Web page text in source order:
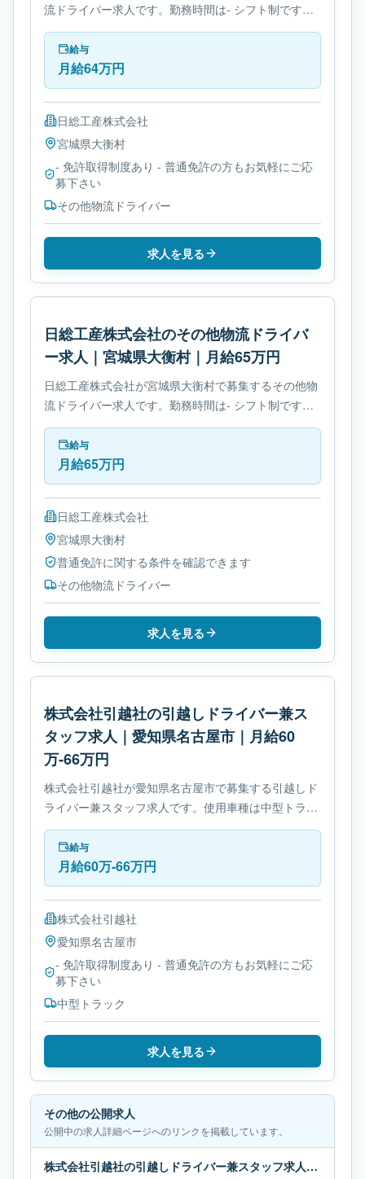
流ドライバー求人です。勤務時間は- シフト制です。
必要免許は- 免許取得制度ありです。
給与
月給64万円
日総工産株式会社
宮城県大衡村
- 免許取得制度あり - 普通免許の方もお気軽にご応
募下さい
その他物流ドライバー
求人を見る
日総工産株式会社のその他物流ドライバ
ー求人｜宮城県大衡村｜月給65万円
日総工産株式会社が宮城県大衡村で募集するその他物
流ドライバー求人です。勤務時間は- シフト制です。
必要免許は普通免許に関する条件を確認できますで
す。給与
月給65万円
日総工産株式会社
宮城県大衡村
普通免許に関する条件を確認できます
その他物流ドライバー
求人を見る
株式会社引越社の引越しドライバー兼ス
タッフ求人｜愛知県名古屋市｜月給60
万-66万円
株式会社引越社が愛知県名古屋市で募集する引越しド
ライバー兼スタッフ求人です。使用車種は中型トラッ
クです。勤務時間は- 変形労働時間制です。必要免許
は- 免許取得制度ありです。
給与
月給60万-66万円
株式会社引越社
愛知県名古屋市
- 免許取得制度あり - 普通免許の方もお気軽にご応
募下さい
中型トラック
求人を見る
その他の公開求人
公開中の求人詳細ページへのリンクを掲載しています。
株式会社引越社の引越しドライバー兼スタッフ求人｜三重県四日市｜月給60万-66万円